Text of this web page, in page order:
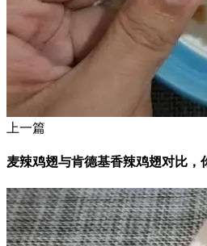
上一篇
麦辣鸡翅与肯德基香辣鸡翅对比，